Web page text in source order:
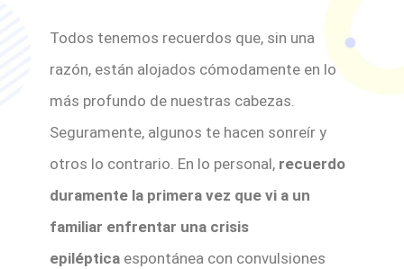
Todos tenemos recuerdos que, sin una
razón, están alojados cómodamente en lo
más profundo de nuestras cabezas.
Seguramente, algunos te hacen sonreír y
otros lo contrario. En lo personal, recuerdo
duramente la primera vez que vi a un
familiar enfrentar una crisis
epilépticaespontánea con convulsiones